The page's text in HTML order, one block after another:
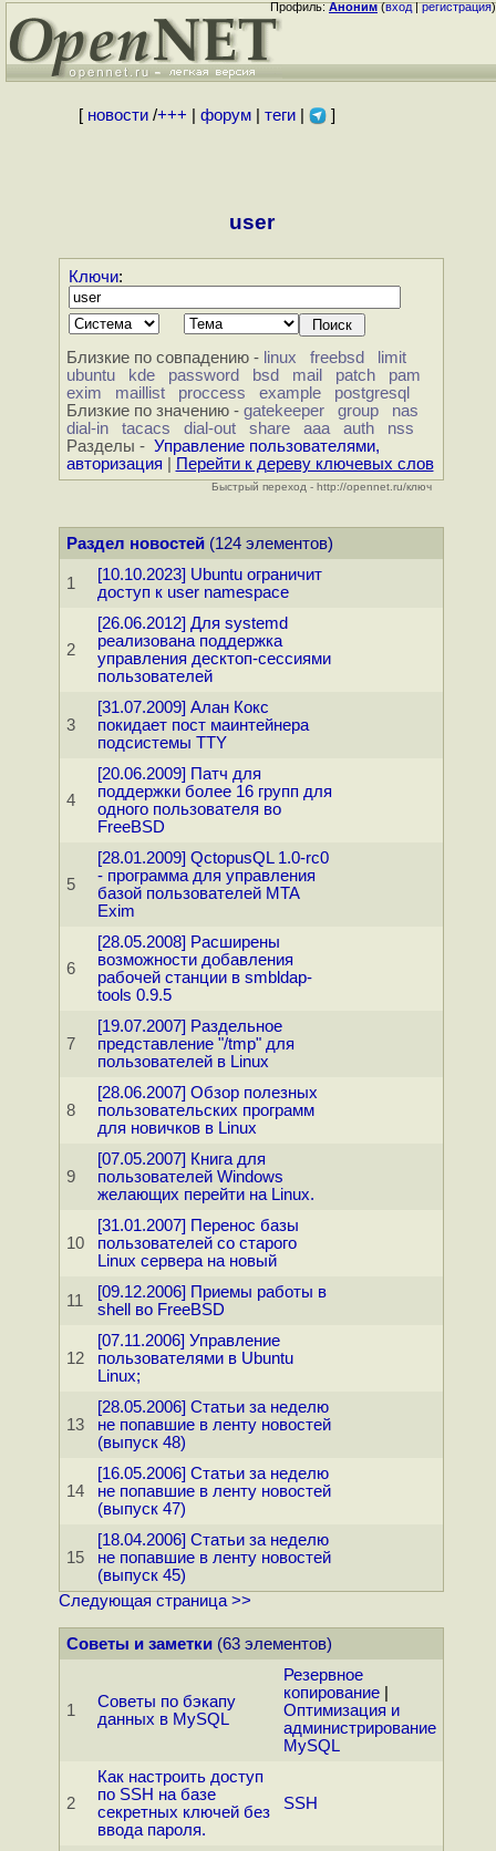
Профиль:Аноним(вход|регистрация)
[ новости/+++ форум| теги| ]
user
Ключи:
Близкие по совпадению - linux freebsd
limit
ubuntu
kde password bsd mail patch
pam
exim
maillist proccess example
postgresql
Близкие по значению - gatekeeper group
nas
dial-in
tacacs dial-out share aaa auth
nss
Разделы - Управление пользователями,
авторизация
Перейти к дереву ключевых слов
Быстрый переход - http://opennet.ru/ключ
Раздел новостей(124 элементов)
1
[10.10.2023] Ubuntu ограничит
доступ к user namespace
2
[26.06.2012] Для systemd
реализована поддержка
управления десктоп-сессиями
пользователей
3
[31.07.2009] Алан Кокс
покидает пост маинтейнера
подсистемы TTY
4
[20.06.2009] Патч для
поддержки более 16 групп для
одного пользователя во
FreeBSD
5
[28.01.2009] QctopusQL 1.0-rc0
- программа для управления
базой пользователей MTA
Exim
6
[28.05.2008] Расширены
возможности добавления
рабочей станции в smbldap-
tools 0.9.5
7
[19.07.2007] Раздельное
представление "/tmp" для
пользователей в Linux
8
[28.06.2007] Обзор полезных
пользовательских программ
для новичков в Linux
9
[07.05.2007] Книга для
пользователей Windows
желающих перейти на Linux.
10
[31.01.2007] Перенос базы
пользователей со старого
Linux сервера на новый
11
[09.12.2006] Приемы работы в
shell во FreeBSD
12
[07.11.2006] Управление
пользователями в Ubuntu
Linux;
13
[28.05.2006] Статьи за неделю
не попавшие в ленту новостей
(выпуск 48)
14
[16.05.2006] Статьи за неделю
не попавшие в ленту новостей
(выпуск 47)
15
[18.04.2006] Статьи за неделю
не попавшие в ленту новостей
(выпуск 45)
Следующая страница >>
Советы и заметки(63 элементов)
1
Советы по бэкапу
данных в MySQL
Резервное
копирование|
Оптимизация и
администрирование
MySQL
2
Как настроить доступ
по SSH на базе
секретных ключей без
ввода пароля.
SSH